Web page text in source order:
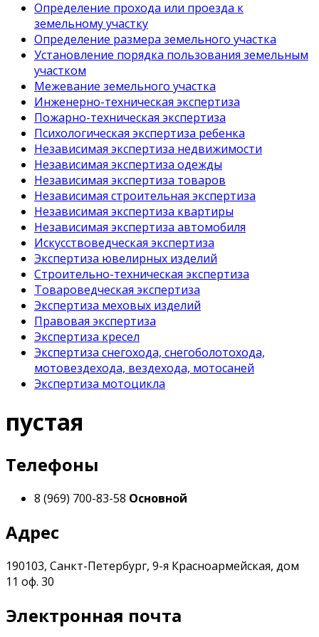
Определение прохода или проезда к
земельному участку
Определение размера земельного участка
Установление порядка пользования земельным
участком
Межевание земельного участка
Инженерно-техническая экспертиза
Пожарно-техническая экспертиза
Психологическая экспертиза ребенка
Независимая экспертиза недвижимости
Независимая экспертиза одежды
Независимая экспертиза товаров
Независимая строительная экспертиза
Независимая экспертиза квартиры
Независимая экспертиза автомобиля
Искусствоведческая экспертиза
Экспертиза ювелирных изделий
Строительно-техническая экспертиза
Товароведческая экспертиза
Экспертиза меховых изделий
Правовая экспертиза
Экспертиза кресел
Экспертиза снегохода, снегоболотохода,
мотовездехода, вездехода, мотосаней
Экспертиза мотоцикла
пустая
Телефоны
8 (969) 700-83-58 Основной
Адрес
190103, Санкт-Петербург, 9-я Красноармейская, дом
11 оф. 30
Электронная почта